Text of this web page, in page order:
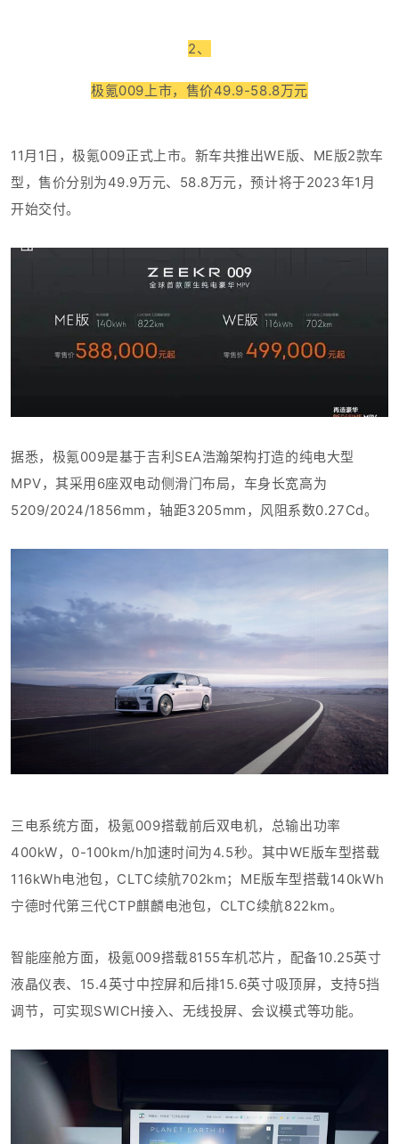
2、
极氪009上市， 售价49.9-58.8万元
11月1日，极氪009正式上市。新车共推出WE版、ME版2款车
型，售价分别为49.9万元、58.8万元，预计将于2023年1月
开始交付。
据悉，极氪009是基于吉利SEA浩瀚架构打造的纯电大型
MPV，其采用6座双电动侧滑门布局， 车身长宽高为
5209/2024/1856mm，轴距3205mm， 风阻系数0.27Cd。
三电系统方面，极氪009搭载前后双电机，总输出功率
400kW，0-100km/h加速时间为4.5秒。其中WE版车型搭载
116kWh电池包，CLTC续航702km； ME版车型搭载140kWh
宁德时代第三代CTP麒麟电池包，CLTC续航822km。
智能座舱方面，极氪009搭载8155车机芯片，配备10.25英寸
液晶仪表、15.4英寸中控屏和后排15.6英寸吸顶屏，支持5挡
调节，可实现SWICH接入、无线投屏、会议模式等功能。